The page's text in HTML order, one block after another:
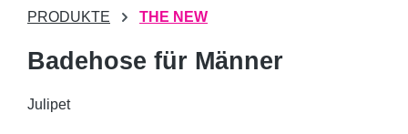
PRODUKTE THE NEW
Badehose für Männer
Julipet